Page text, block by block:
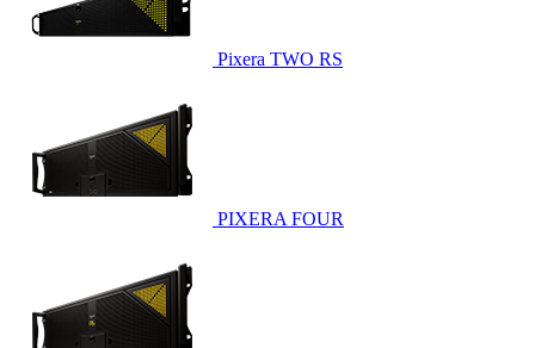
Pixera TWO RS
PIXERA FOUR